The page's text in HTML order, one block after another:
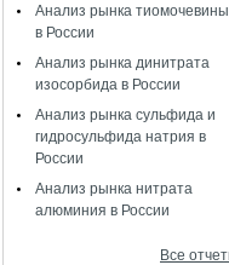
Анализ рынка тиомочевины
в России
Анализ рынка динитрата
изосорбида в России
Анализ рынка сульфида и
гидросульфида натрия в
России
Анализ рынка нитрата
алюминия в России
Все